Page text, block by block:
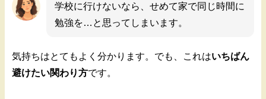
学校に行けないなら、せめて家で同じ時間に
勉強を…と思ってしまいます。
気持ちはとてもよく分かります。でも、これはいちばん
避けたい関わり方です。